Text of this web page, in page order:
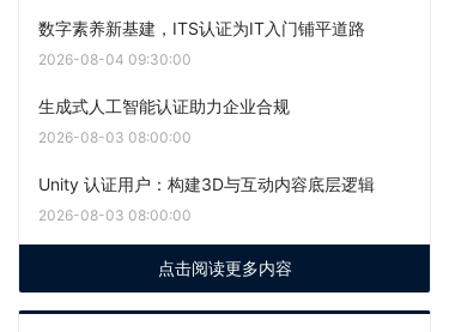
数字素养新基建，ITS认证为IT入门铺平道路
2026-08-04 09:30:00
生成式人工智能认证助力企业合规
2026-08-03 08:00:00
Unity 认证用户：构建3D与互动内容底层逻辑
2026-08-03 08:00:00
点击阅读更多内容